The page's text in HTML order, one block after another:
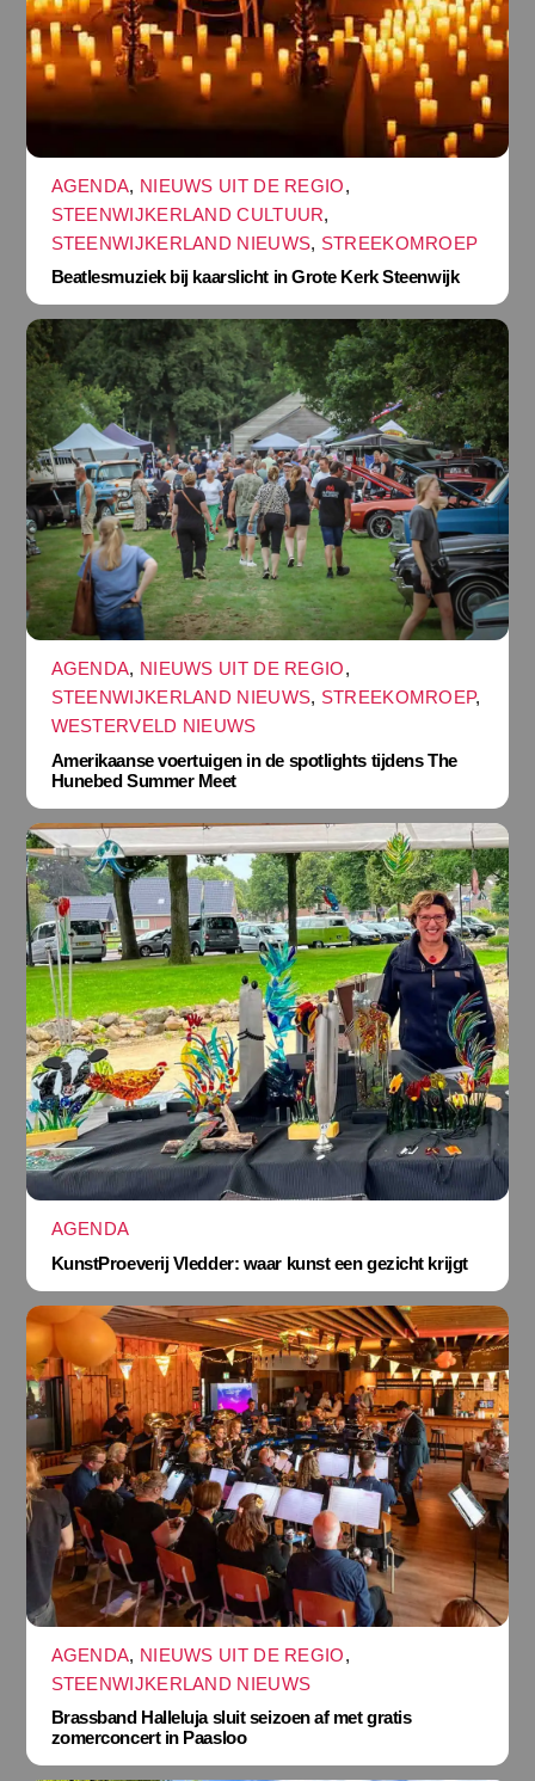
AGENDA, NIEUWS UIT DE REGIO,
STEENWIJKERLAND CULTUUR,
STEENWIJKERLAND NIEUWS, STREEKOMROEP
Beatlesmuziek bij kaarslicht in Grote Kerk Steenwijk
AGENDA, NIEUWS UIT DE REGIO,
STEENWIJKERLAND NIEUWS, STREEKOMROEP,
WESTERVELD NIEUWS
Amerikaanse voertuigen in de spotlights tijdens The
Hunebed Summer Meet
AGENDA
KunstProeverij Vledder: waar kunst een gezicht krijgt
AGENDA, NIEUWS UIT DE REGIO,
STEENWIJKERLAND NIEUWS
Brassband Halleluja sluit seizoen af met gratis
zomerconcert in Paasloo